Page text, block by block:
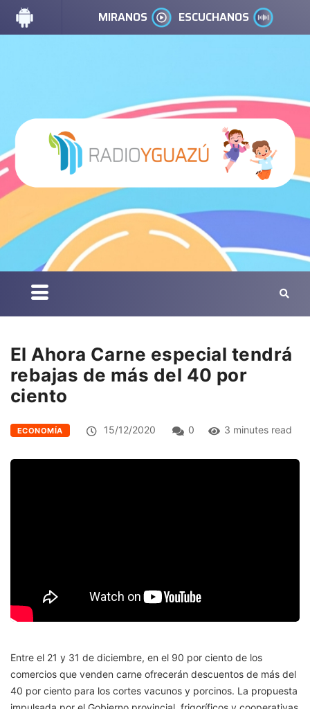
MIRANOS ESCUCHANOS
El Ahora Carne especial tendrá
rebajas de más del 40 por
ciento
ECONOMÍA 15/12/2020 0 3 minutes read
Entre el 21 y 31 de diciembre, en el 90 por ciento de los
comercios que venden carne ofrecerán descuentos de más del
40 por ciento para los cortes vacunos y porcinos. La propuesta